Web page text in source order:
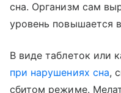
сна. Организм сам
уровень повышается
В виде таблеток или
при нарушениях сна,
сбитом режиме.